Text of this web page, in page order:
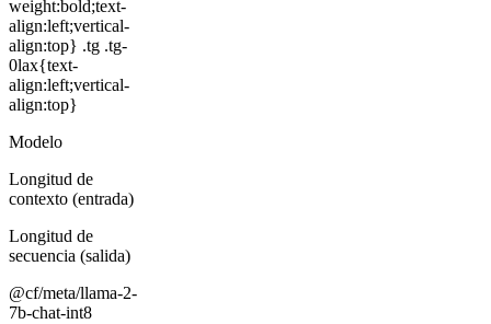
weight:bold;text-
align:left;vertical-
align:top} .tg .tg-
0lax{text-
align:left;vertical-
align:top}
Modelo
Longitud de
contexto (entrada)
Longitud de
secuencia (salida)
@cf/meta/llama-2-
7b-chat-int8